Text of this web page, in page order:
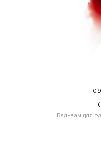
Бальзам для